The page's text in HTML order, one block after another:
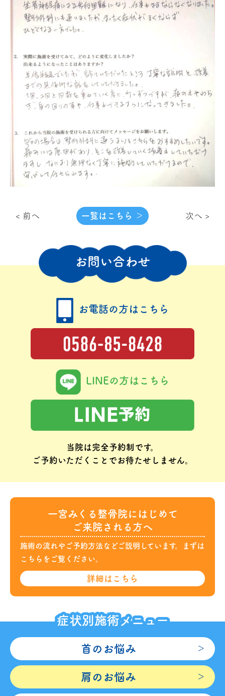
< 前へ 一覧はこちら ＞ 次へ >
お問い合わせ
お電話の方はこちら
LINEの方はこちら
当院は完全予約制です。
ご予約いただくことでお待たせしません。
一宮みくる整骨院にはじめて
ご来院される方へ
施術の流れやご予約方法などご説明しています。まずは
こちらをご覧ください。
詳細は こちら
症状別施術メニュー
首のお悩み
肩のお悩み